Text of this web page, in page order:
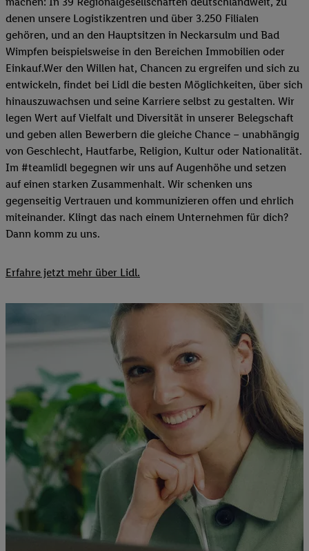
denen unsere Logistikzentren und über 3.250 Filialen
gehören, und an den Hauptsitzen in Neckarsulm und Bad
Wimpfen beispielsweise in den Bereichen Immobilien oder
Einkauf.Wer den Willen hat, Chancen zu ergreifen und sich zu
entwickeln, findet bei Lidl die besten Möglichkeiten, über sich
hinauszuwachsen und seine Karriere selbst zu gestalten. Wir
legen Wert auf Vielfalt und Diversität in unserer Belegschaft
und geben allen Bewerbern die gleiche Chance – unabhängig
von Geschlecht, Hautfarbe, Religion, Kultur oder Nationalität.
Im #teamlidl begegnen wir uns auf Augenhöhe und setzen
auf einen starken Zusammenhalt. Wir schenken uns
gegenseitig Vertrauen und kommunizieren offen und ehrlich
miteinander. Klingt das nach einem Unternehmen für dich?
Dann komm zu uns.​
Erfahre jetzt mehr über Lidl.